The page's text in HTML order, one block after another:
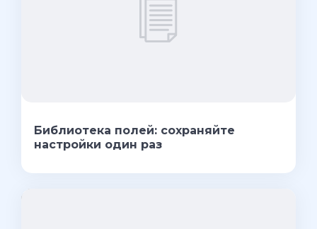
Библиотека полей: сохраняйте
настройки один раз